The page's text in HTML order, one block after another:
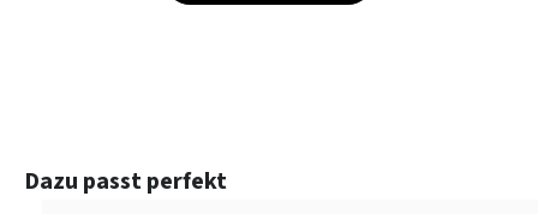
Produktgalerie überspringen
Dazu passt perfekt